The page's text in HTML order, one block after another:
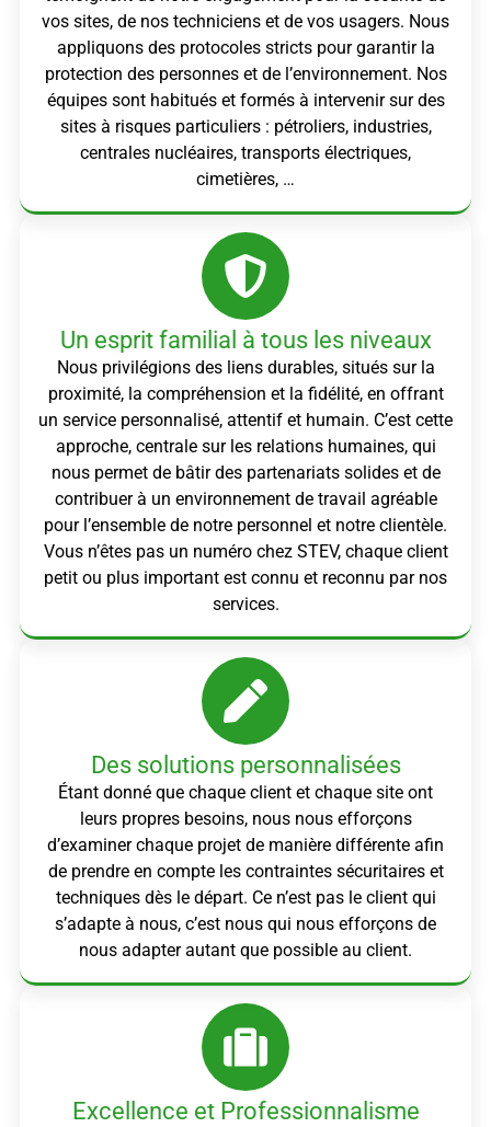
Excellence et Professionnalisme
vos sites, de nos techniciens et de vos usagers. Nous
appliquons des protocoles stricts pour garantir la
protection des personnes et de l’environnement. Nos
équipes sont habitués et formés à intervenir sur des
sites à risques particuliers : pétroliers, industries,
centrales nucléaires, transports électriques,
cimetières, …
Un esprit familial à tous les niveaux
Nous privilégions des liens durables, situés sur la
proximité, la compréhension et la fidélité, en offrant
un service personnalisé, attentif et humain. C’est cette
approche, centrale sur les relations humaines, qui
nous permet de bâtir des partenariats solides et de
contribuer à un environnement de travail agréable
pour l’ensemble de notre personnel et notre clientèle.
Vous n’êtes pas un numéro chez STEV, chaque client
petit ou plus important est connu et reconnu par nos
services.
Des solutions personnalisées
Étant donné que chaque client et chaque site ont
leurs propres besoins, nous nous efforçons
d’examiner chaque projet de manière différente afin
de prendre en compte les contraintes sécuritaires et
techniques dès le départ. Ce n’est pas le client qui
s’adapte à nous, c’est nous qui nous efforçons de
nous adapter autant que possible au client.